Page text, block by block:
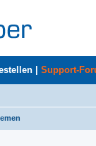
Support-